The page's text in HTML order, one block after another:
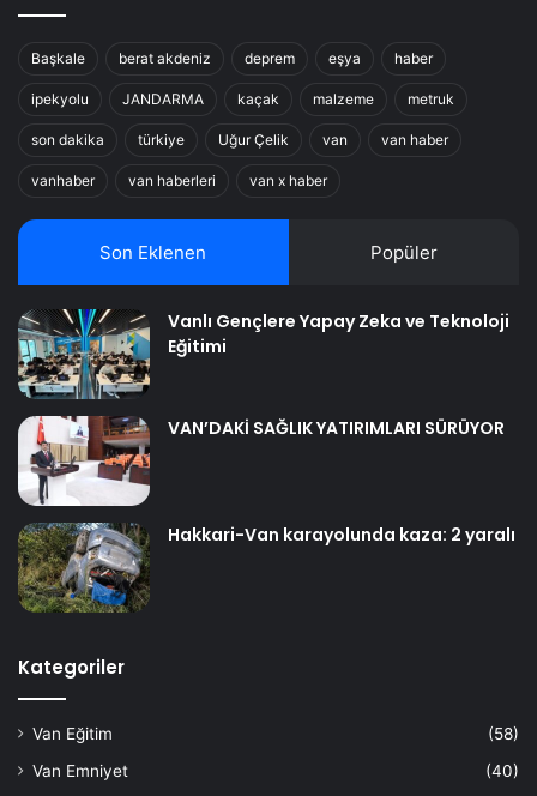
Başkale berat akdeniz deprem eşya haber
ipekyolu JANDARMA kaçak malzeme metruk
son dakika türkiye Uğur Çelik van van haber
vanhaber van haberleri van x haber
Son Eklenen Popüler
Vanlı Gençlere Yapay Zeka ve Teknoloji
Eğitimi
VAN’DAKİ SAĞLIK YATIRIMLARI SÜRÜYOR
Hakkari-Van karayolunda kaza: 2 yaralı
Kategoriler
Van Eğitim
(58)
Van Emniyet
(40)